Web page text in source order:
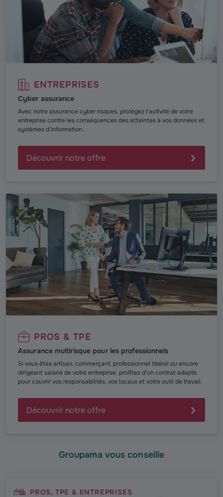
ENTREPRISES
Cyber assurance
Avec notre assurance cyber risques, protégez l’activité de votre
entreprise contre les conséquences des atteintes à vos données et
systèmes d’information.
Découvrir notre offre
PROS & TPE
Assurance multirisque pour les professionnels
Si vous êtes artisan, commerçant, professionnel libéral ou encore
dirigeant salarié de votre entreprise, profitez d’un contrat adapté
pour couvrir vos responsabilités, vos locaux et votre outil de travail.
Découvrir notre offre
Groupama vous conseille
PROS, TPE & ENTREPRISES